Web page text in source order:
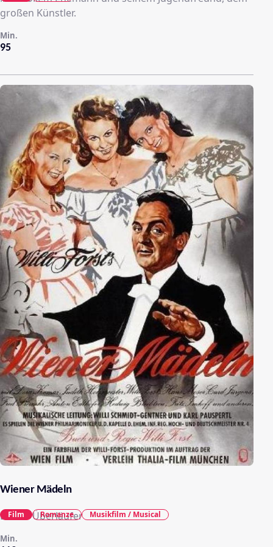
großen Künstler.
95
Min.
Wiener Mädeln
Dieser Überläufer
Min.
Film Romanze Musikfilm / Musical